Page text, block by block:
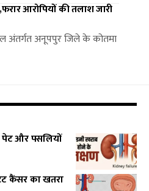
आरोपियों की तलाश जारी
अंतर्गत अनूपपुर जिले के कोतमा
और पसलियों
कैंसर का खतरा